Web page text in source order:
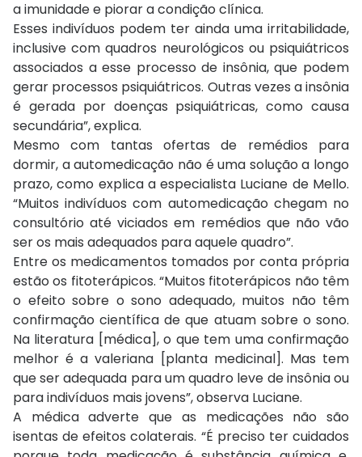
a imunidade e piorar a condição clínica.
Esses indivíduos podem ter ainda uma irritabilidade,
inclusive com quadros neurológicos ou psiquiátricos
associados a esse processo de insônia, que podem
gerar processos psiquiátricos. Outras vezes a insônia
é gerada por doenças psiquiátricas, como causa
secundária”, explica.
Mesmo com tantas ofertas de remédios para
dormir, a automedicação não é uma solução a longo
prazo, como explica a especialista Luciane de Mello.
“Muitos indivíduos com automedicação chegam no
consultório até viciados em remédios que não vão
ser os mais adequados para aquele quadro”.
Entre os medicamentos tomados por conta própria
estão os fitoterápicos. “Muitos fitoterápicos não têm
o efeito sobre o sono adequado, muitos não têm
confirmação científica de que atuam sobre o sono.
Na literatura [médica], o que tem uma confirmação
melhor é a valeriana [planta medicinal]. Mas tem
que ser adequada para um quadro leve de insônia ou
para indivíduos mais jovens”, observa Luciane.
A médica adverte que as medicações não são
isentas de efeitos colaterais. “É preciso ter cuidados